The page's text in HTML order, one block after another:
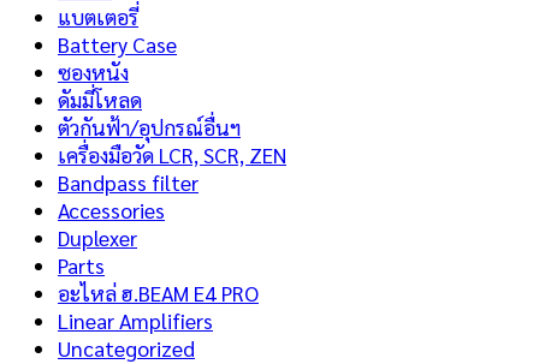
แบตเตอรี่
Battery Case
ซองหนัง
ดัมมี่โหลด
ตัวกันฟ้า/อุปกรณ์อื่นฯ
เครื่องมือวัด LCR, SCR, ZEN
Bandpass filter
Accessories
Duplexer
Parts
อะไหล่ ฮ.BEAM E4 PRO
Linear Amplifiers
Uncategorized